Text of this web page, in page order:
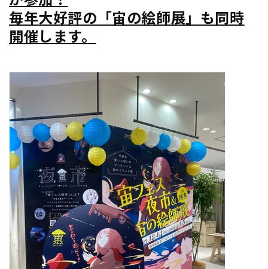
毎年大好評の「宙の絵師展」も同時
開催します。